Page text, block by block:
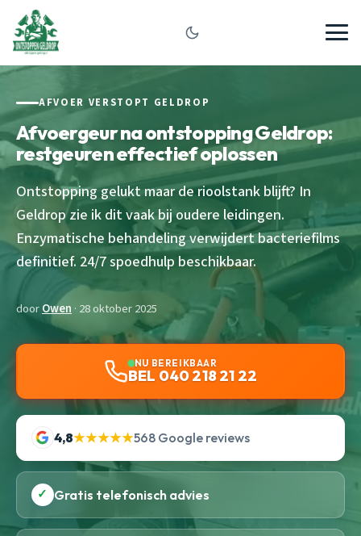
AFVOER VERSTOPT GELDROP
Afvoergeur na ontstopping Geldrop:
restgeuren effectief oplossen
Ontstopping gelukt maar de rioolstank blijft? In
Geldrop zie ik dit vaak bij oudere leidingen.
Enzymatische behandeling verwijdert bacteriefilms
definitief. 24/7 spoedhulp beschikbaar.
doorOwen · 28 oktober 2025
NU BEREIKBAAR
BEL 040 218 21 22
4,8★★★★★568 Google reviews
✓ Gratis telefonisch advies